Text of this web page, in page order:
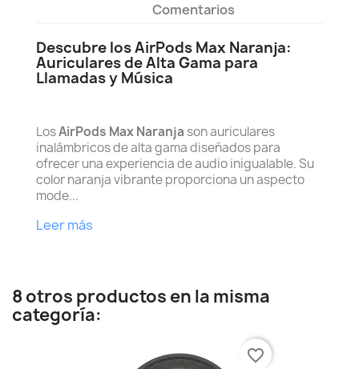
Comentarios
Descubre los AirPods Max Naranja:
Auriculares de Alta Gama para
Llamadas y Música
LosAirPods Max Naranja son auriculares
inalámbricos de alta gama diseñados para
ofrecer una experiencia de audio inigualable. Su
color naranja vibrante proporciona un aspecto
mode...
Leer más
8 otros productos en la misma
categoría:
favorite_border